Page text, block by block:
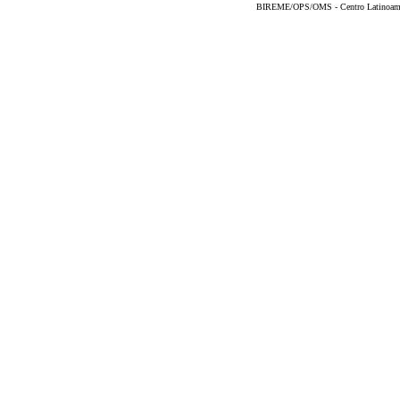
BIREME/OPS/OMS - Centro